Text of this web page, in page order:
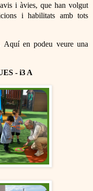
i àvies, que han volgut
i habilitats amb tots
Aquí en podeu veure una
- i3 A